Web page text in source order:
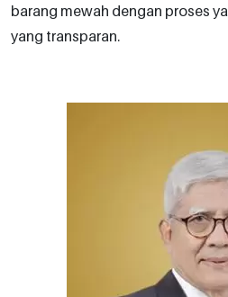
barang mewah dengan proses
yang transparan.